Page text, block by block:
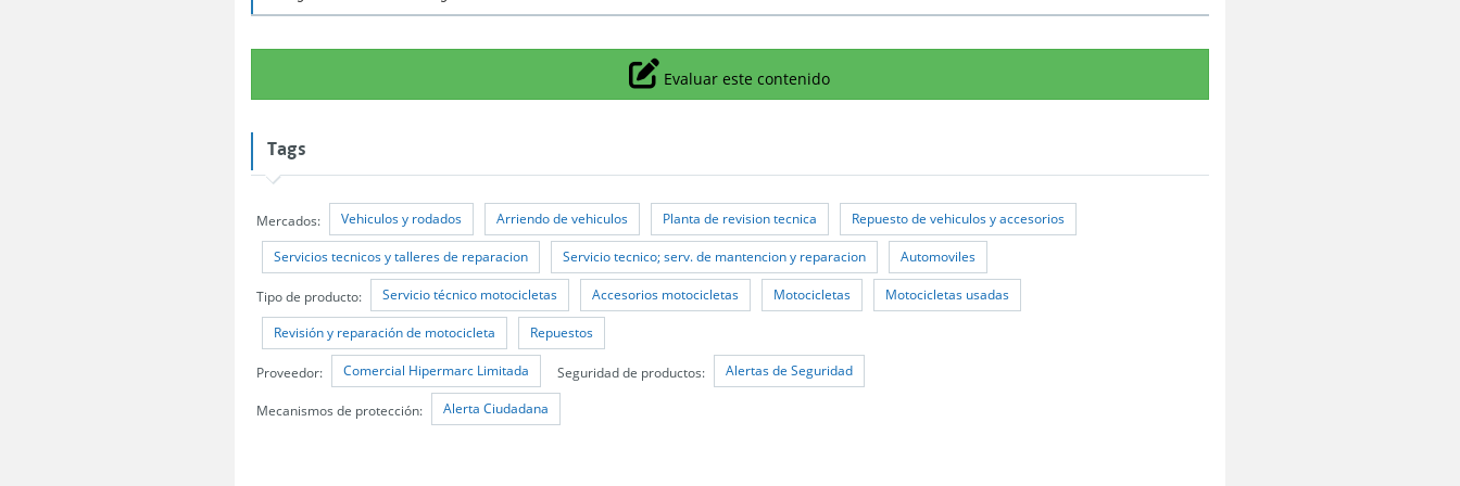
Icono
Evaluar este contenido
Tags
Mercados: Vehiculos y rodados Arriendo de vehiculos Planta de revision tecnica Repuesto de vehiculos y accesorios
Servicios tecnicos y talleres de reparacion Servicio tecnico; serv. de mantencion y reparacion Automoviles
Tipo de producto: Servicio técnico motocicletas Accesorios motocicletas Motocicletas Motocicletas usadas
Revisión y reparación de motocicleta Repuestos
Proveedor: Comercial Hipermarc Limitada Seguridad de productos: Alertas de Seguridad
Mecanismos de protección: Alerta Ciudadana